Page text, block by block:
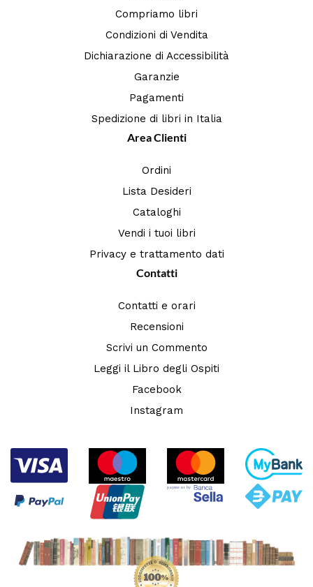
Compriamo libri
Condizioni di Vendita
Dichiarazione di Accessibilità
Garanzie
Pagamenti
Spedizione di libri in Italia
Area Clienti
Ordini
Lista Desideri
Cataloghi
Vendi i tuoi libri
Privacy e trattamento dati
Contatti
Contatti e orari
Recensioni
Scrivi un Commento
Leggi il Libro degli Ospiti
Facebook
Instagram